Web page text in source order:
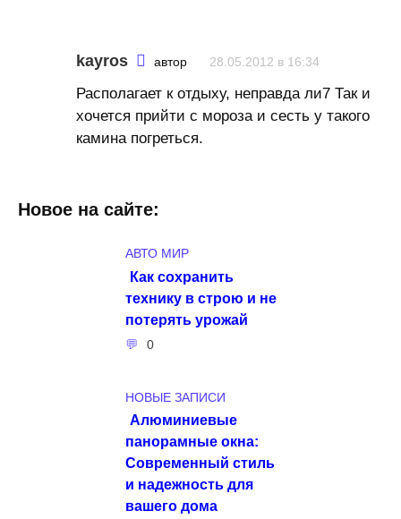
kayros автор 28.05.2012 в 16:34
Располагает к отдыху, неправда ли7 Так и
хочется прийти с мороза и сесть у такого
камина погреться.
Новое на сайте:
АВТО МИР
Как сохранить
технику в строю и не
потерять урожай
0
НОВЫЕ ЗАПИСИ
Алюминиевые
панорамные окна:
Современный стиль
и надежность для
вашего дома